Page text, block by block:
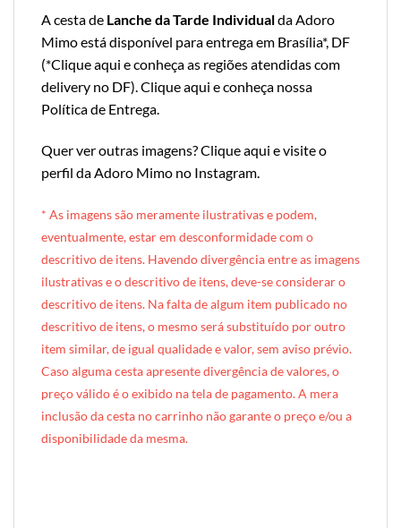
A cesta de Lanche da Tarde Individualda Adoro
Mimo está disponível para entrega em Brasília*, DF
(*Clique aqui e conheça as regiões atendidas com
delivery no DF).Clique aqui e conheça nossa
Política de Entrega.
Quer ver outras imagens?Clique aqui e visite o
perfil da Adoro Mimo no Instagram.
* As imagens são meramente ilustrativas e podem,
eventualmente, estar em desconformidade com o
descritivo de itens. Havendo divergência entre as imagens
ilustrativas e o descritivo de itens, deve-se considerar o
descritivo de itens. Na falta de algum item publicado no
descritivo de itens, o mesmo será substituído por outro
item similar, de igual qualidade e valor, sem aviso prévio.
Caso alguma cesta apresente divergência de valores, o
preço válido é o exibido na tela de pagamento. A mera
inclusão da cesta no carrinho não garante o preço e/ou a
disponibilidade da mesma.